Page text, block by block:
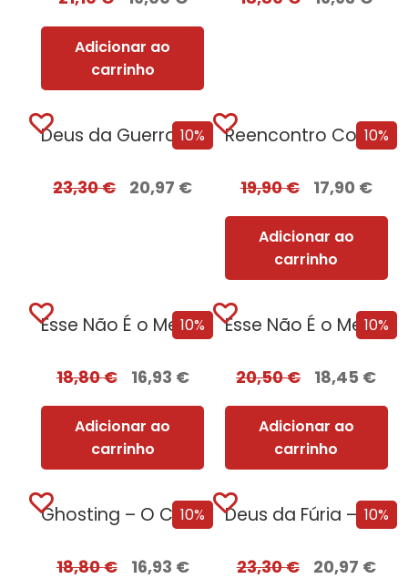
Adicionar ao
carrinho
10%
Deus da Guerra Edição com EDGES
23,30€ 20,97 €
10%
Reencontro Com o Passado – [Nova Edição]
19,90€ 17,90 €
Adicionar ao
carrinho
10%
Esse Não É o Meu Nome
18,80€ 16,93 €
Adicionar ao
carrinho
10%
Esse Não É o Meu Nome –...
20,50€ 18,45 €
Adicionar ao
carrinho
10%
Ghosting – O Caminho para o Sexo
18,80€ 16,93 €
10%
Deus da Fúria – Edição com EDGES
23,30€ 20,97 €